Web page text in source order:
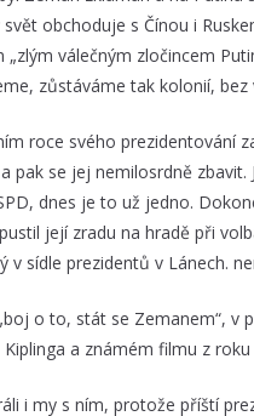
obchoduje s Čínou i
válečným zločincem
zůstáváme tak kolonií,
roce svého prezidentování
pak se jej nemilosrdně
dnes je to už jedno.
její zradu na hradě při
v sídle prezidentů v Lánech.
o to, stát se Zemanem“, v
a známém filmu z
i my s ním, protože příští